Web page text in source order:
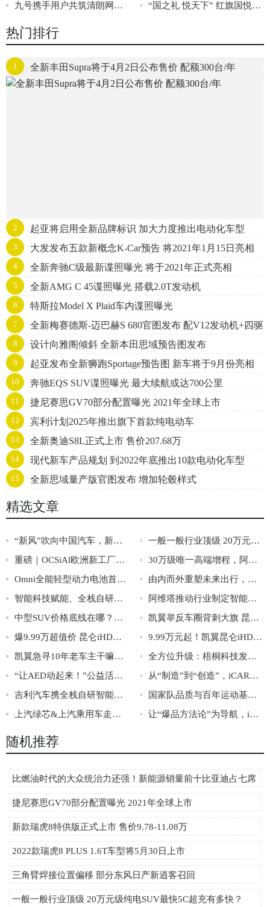
九号携手用户共筑清朗网络：我们如何联手识破300多个水军账号
“国之礼 悦天下” 红旗国悦REEV正式上市，售价70.68万元起，开启中国新能源礼宾车新篇章
热门排行
1 全新丰田Supra将于4月2日公布售价 配额300台/年
2 起亚将启用全新品牌标识 加大力度推出电动化车型
3 大发发布五款新概念K-Car预告 将2021年1月15日亮相
4 全新奔驰C级最新谍照曝光 将于2021年正式亮相
5 全新AMG C 45谍照曝光 搭载2.0T发动机
6 特斯拉Model X Plaid车内谍照曝光
7 全新梅赛德斯-迈巴赫S 680官图发布 配V12发动机+四驱
8 设计向雅阁倾斜 全新本田思域预告图发布
9 起亚发布全新狮跑Sportage预告图 新车将于9月份亮相
10 奔驰EQS SUV谍照曝光 最大续航或达700公里
11 捷尼赛思GV70部分配置曝光 2021年全球上市
12 宾利计划2025年推出旗下首款纯电动车
13 全新奥迪S8L正式上市 售价207.68万
14 现代新车产品规划 到2022年底推出10款电动化车型
15 全新思域量产版官图发布 增加轮毂样式
精选文章
“新风”吹向中国汽车，新力量雄起！
一般一般行业顶级 20万元级纯电SUV最快5C超充有多快？
重磅｜OCSiAl欧洲新工厂首条单壁碳纳米管生产线正式投产！
30万级唯一高端增程，阿维塔12开启全国媒体试驾
Omni全能轻型动力电池首发！安全升级，全能无忧
由内而外重塑未来出行，阿维塔07即将于9月26日上市
智能科技赋能、全栈自研打底，无限接近纯电的用户体验才是好增程
阿维塔推动行业制定智能增程新标准 昆仑增程全面领先一代，技术革新获得广泛认可
中型SUV价格底线在哪？凯翼昆仑iHD 9.99万背后玄机
凯翼举反车圈背刺大旗 昆仑iHD上市权益真金又真心
爆9.99万超值价 昆仑iHD直播 新能源SUV对手掀桌
9.99万元起！凯翼昆仑iHD中型超混SUV超值上市
凯翼急寻10年老车主干嘛？昆仑iHD上市发布会揭晓
全方位升级：梧桐科技发布会揭示智能汽车与智慧生活的融合趋势
“让AED动起来！”公益活动 沃尔沃汽车携手多方力量为生命护航
从“制造”到“创造”，iCAR把“年轻属性”弄明白了
吉利汽车携全栈自研智能科技亮相2024北京车展
国家队品质与百年运动基因齐出击，上汽乘用车携双品牌亮相北京国际车展
上汽绿芯&上汽乘用车走进那佐苗族乡为爱照亮前方
让“爆品方法论”为导航，iCAR品牌升维“有点意思”
随机推荐
比燃油时代的大众统治力还强！新能源销量前十比亚迪占七席
捷尼赛思GV70部分配置曝光 2021年全球上市
新款瑞虎8特供版正式上市 售价9.78-11.08万
2022款瑞虎8 PLUS 1.6T车型将5月30日上市
三角臂焊接位置偏移 部分东风日产新逍客召回
一般一般行业顶级 20万元级纯电SUV最快5C超充有多快？